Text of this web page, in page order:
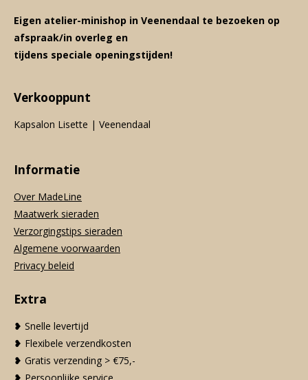
Eigen atelier-minishop in Veenendaal te bezoeken op
afspraak/in overleg en
tijdens speciale openingstijden!
Verkooppunt
Kapsalon Lisette | Veenendaal
Informatie
Over MadeLine
Maatwerk sieraden
Verzorgingstips sieraden
Algemene voorwaarden
Privacy beleid
Extra
❥ Snelle levertijd
❥ Flexibele verzendkosten
❥ Gratis verzending > €75,-
❥ Persoonlijke service